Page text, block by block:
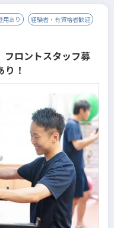
用あり
経験者・有資格者歓迎
フロントスタッフ募
！